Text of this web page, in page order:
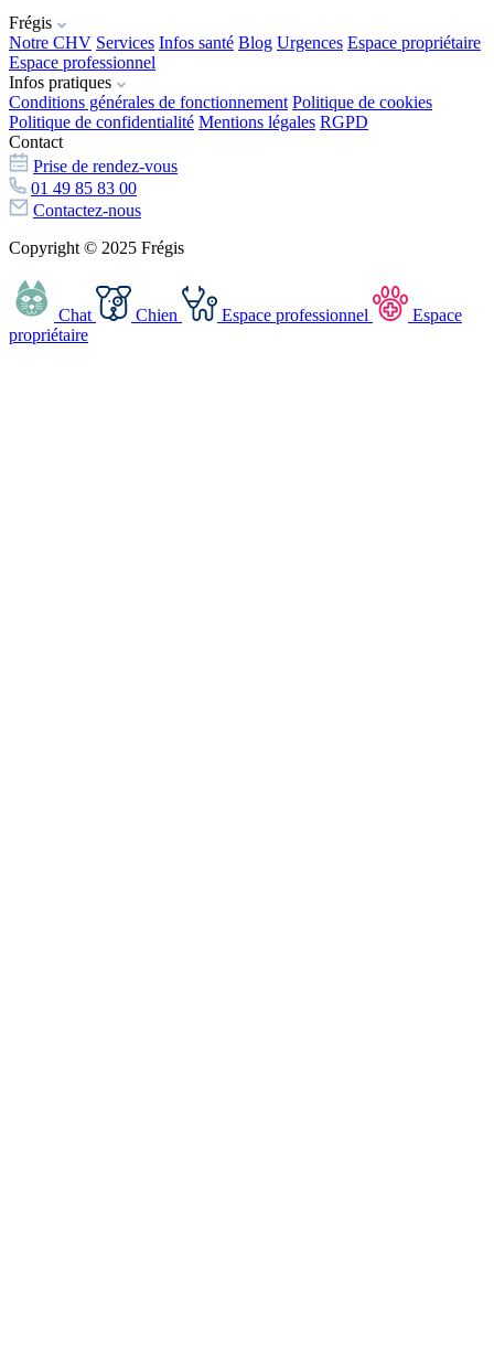
Frégis
Notre CHV Services Infos santé Blog Urgences Espace propriétaire
Espace professionnel
Infos pratiques
Conditions générales de fonctionnement Politique de cookies
Politique de confidentialité Mentions légales RGPD
Contact
Prise de rendez-vous
01 49 85 83 00
Contactez-nous
Copyright © 2025 Frégis
Chat Chien Espace professionnel
Espace
propriétaire